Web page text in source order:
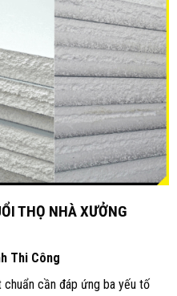
THỌ NHÀ XƯỞNG
Thi Công
cần đáp ứng ba yếu tố